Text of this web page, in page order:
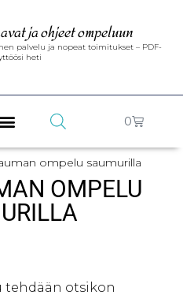
ja ohjeet ompeluun
palvelu ja nopeat toimitukset – PDF-
heti
0
ompelu saumurilla
OMPELU
tehdään otsikon